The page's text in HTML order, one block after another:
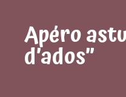
Apéro
d’ados”